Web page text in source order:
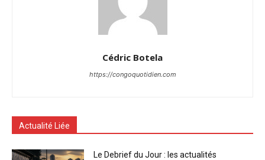
Cédric Botela
https://congoquotidien.com
Actualité Liée
Le Debrief du Jour : les actualités